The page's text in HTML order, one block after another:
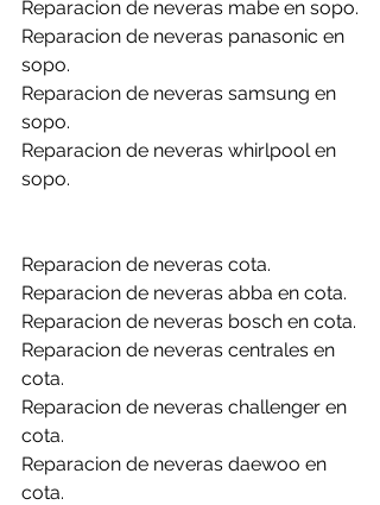
Reparacion de neveras mabe en sopo.
Reparacion de neveras panasonic en
sopo.
Reparacion de neveras samsung en
sopo.
Reparacion de neveras whirlpool en
sopo.
Reparacion de neveras cota.
Reparacion de neveras abba en cota.
Reparacion de neveras bosch en cota.
Reparacion de neveras centrales en
cota.
Reparacion de neveras challenger en
cota.
Reparacion de neveras daewoo en
cota.